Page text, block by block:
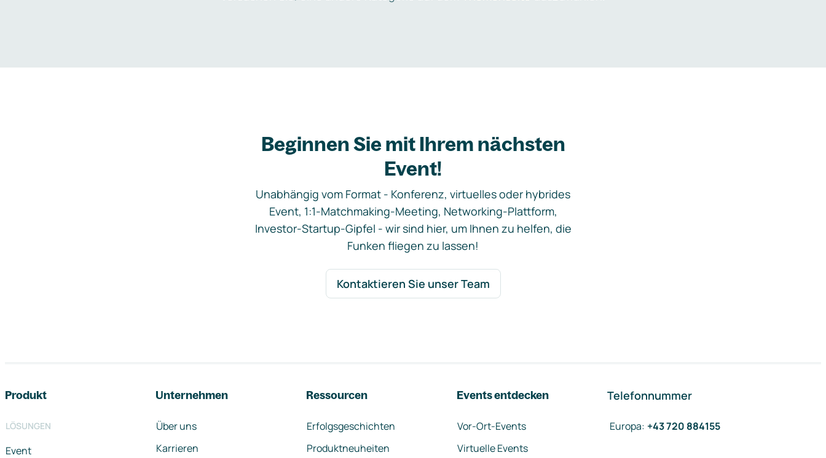
Beginnen Sie mit Ihrem nächsten
Event!
Unabhängig vom Format - Konferenz, virtuelles oder hybrides
Event, 1:1-Matchmaking-Meeting, Networking-Plattform,
Investor-Startup-Gipfel - wir sind hier, um Ihnen zu helfen, die
Funken fliegen zu lassen!
Kontaktieren Sie unser Team
Produkt
LÖSUNGEN
Event
Unternehmen
Über uns
Karrieren
Ressourcen
Erfolgsgeschichten
Produktneuheiten
Events entdecken
Vor-Ort-Events
Virtuelle Events
Telefonnummer
Europa: +43 720 884155